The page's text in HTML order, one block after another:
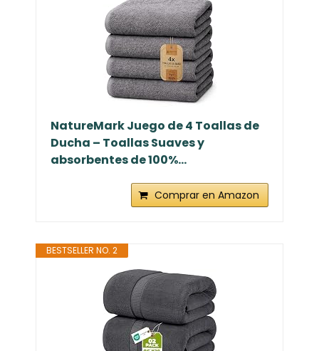
NatureMark Juego de 4 Toallas de
Ducha – Toallas Suaves y
absorbentes de 100%...
Comprar en Amazon
BESTSELLER NO. 2